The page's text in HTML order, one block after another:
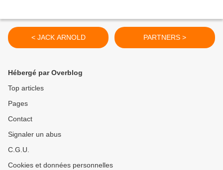
< JACK ARNOLD PARTNERS >
Hébergé par Overblog
Top articles
Pages
Contact
Signaler un abus
C.G.U.
Cookies et données personnelles